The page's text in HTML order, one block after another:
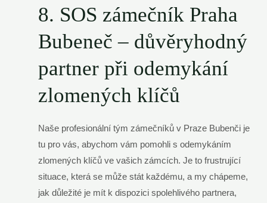
8. SOS zámečník Praha
Bubeneč – důvěryhodný
partner při odemykání
zlomených klíčů
Naše profesionální tým zámečníků v Praze Bubenči je
tu pro vás, abychom vám pomohli s odemykáním
zlomených klíčů ve vašich zámcích. Je to frustrující
situace, která se může stát každému, a my chápeme,
jak důležité je mít k dispozici spolehlivého partnera,